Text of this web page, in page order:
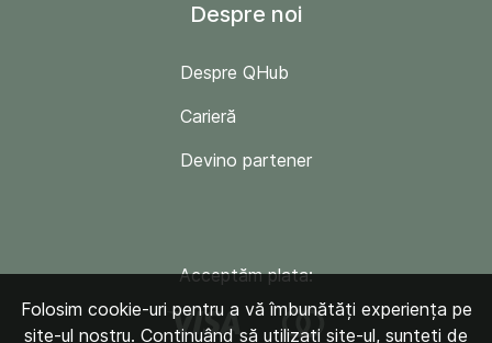
Despre noi
Despre QHub
Carieră
Devino partener
Acceptăm plata:
Folosim cookie-uri pentru a vă îmbunătăți experiența pe
site-ul nostru. Continuând să utilizați site-ul, sunteți de